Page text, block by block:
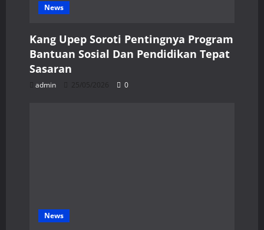
News
Kang Upep Soroti Pentingnya Program
Bantuan Sosial Dan Pendidikan Tepat
Sasaran
admin 25/05/2026 0
News